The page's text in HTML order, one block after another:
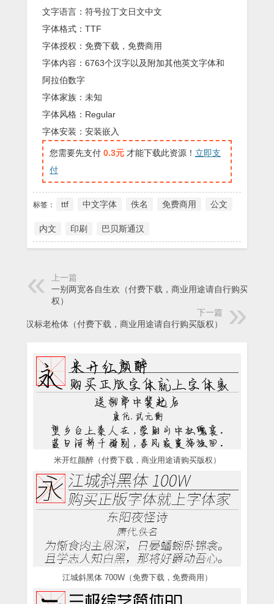
文字语言：符号拉丁文日文中文
字体格式：TTF
字体授权：免费下载，免费商用
字体内容：6763个汉字以及附加其他英文字体和
阿拉伯数字
字体家族：未知
字体风格：Regular
字体安装：安装嵌入
您需要先支付 0.3元 才能下载此资源！ 立即支
付
标签： ttf 中文字体 佚名 免费商用 公文
内文 印刷 巴贝斯通汉
上一篇
一别两宽各自生欢（付费下载，商业用途请自行购买版
权）
下一篇
汉标老枪体（付费下载，商业用途请自行购买版权）
米开红颜醉（付费下载，商业用途请购买版权）
江城斜黑体 700W（免费下载，免费商用）